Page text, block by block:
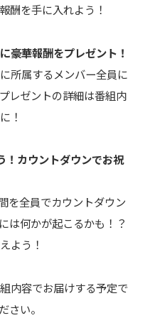
酬を手に入れよう！
豪華報酬をプレゼント！
所属するメンバー全員に
レゼントの詳細は番組内
！
カウントダウンでお祝
を全員でカウントダウン
は何かが起こるかも！？
よう！
内容でお届けする予定で
さい。